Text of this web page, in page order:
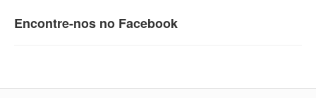
Encontre-nos no Facebook